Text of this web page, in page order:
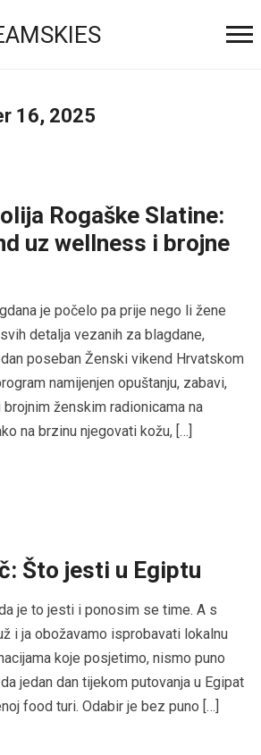
16, 2025
Rogaške Slatine:
uz wellness i brojne
je počelo pa prije nego li žene
detalja vezanih za blagdane,
poseban Ženski vikend Hrvatskom
namijenjen opuštanju, zabavi,
ženskim radionicama na
na brzinu njegovati kožu, […]
Što jesti u Egiptu
je to jesti i ponosim se time. A s
i ja obožavamo isprobavati lokalnu
koje posjetimo, nismo puno
jedan dan tijekom putovanja u Egipat
food turi. Odabir je bez puno […]